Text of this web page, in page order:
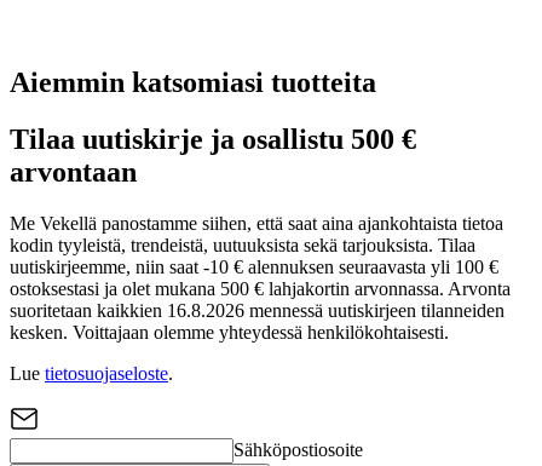
Aiemmin katsomiasi tuotteita
Tilaa uutiskirje ja osallistu 500 €
arvontaan
Me Vekellä panostamme siihen, että saat aina ajankohtaista tietoa
kodin tyyleistä, trendeistä, uutuuksista sekä tarjouksista. Tilaa
uutiskirjeemme, niin saat -10 € alennuksen seuraavasta yli 100 €
ostoksestasi ja olet mukana 500 € lahjakortin arvonnassa. Arvonta
suoritetaan kaikkien 16.8.2026 mennessä uutiskirjeen tilanneiden
kesken. Voittajaan olemme yhteydessä henkilökohtaisesti.
Lue tietosuojaseloste.
Sähköpostiosoite